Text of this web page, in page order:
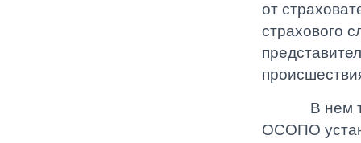
от
страхового
В нем
ОСОПО